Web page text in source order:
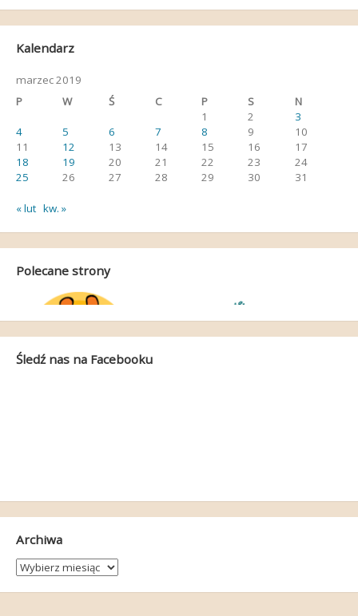
Kalendarz
marzec 2019
P
W Ś C P S
N
1
2
3
4
5 6 7 8 9
10
11
12 13 14 15 16
17
18
19 20 21 22 23
24
25
26 27 28 29 30 31
« lut kw. »
Polecane strony
Śledź nas na Facebooku
Archiwa
Archiwa